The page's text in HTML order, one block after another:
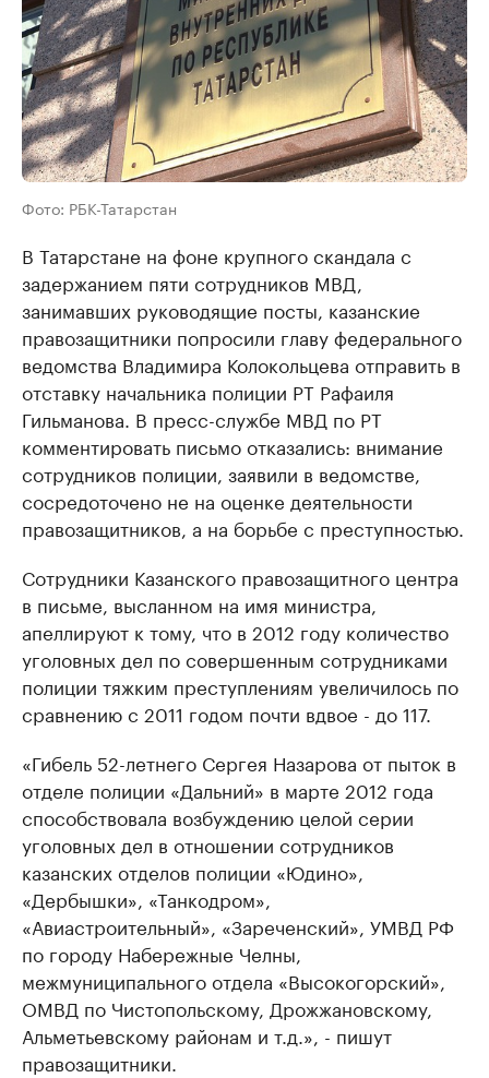
Фото: РБК-Татарстан
В Татарстане на фоне крупного скандала с
задержанием пяти сотрудников МВД,
занимавших руководящие посты, казанские
правозащитники попросили главу федерального
ведомства Владимира Колокольцева отправить в
отставку начальника полиции РТ Рафаиля
Гильманова. В пресс-службе МВД по РТ
комментировать письмо отказались: внимание
сотрудников полиции, заявили в ведомстве,
сосредоточено не на оценке деятельности
правозащитников, а на борьбе с преступностью.
Сотрудники Казанского правозащитного центра
в письме, высланном на имя министра,
апеллируют к тому, что в 2012 году количество
уголовных дел по совершенным сотрудниками
полиции тяжким преступлениям увеличилось по
сравнению с 2011 годом почти вдвое - до 117.
«Гибель 52-летнего Сергея Назарова от пыток в
отделе полиции «Дальний» в марте 2012 года
способствовала возбуждению целой серии
уголовных дел в отношении сотрудников
казанских отделов полиции «Юдино»,
«Дербышки», «Танкодром»,
«Авиастроительный», «Зареченский», УМВД РФ
по городу Набережные Челны,
межмуниципального отдела «Высокогорский»,
ОМВД по Чистопольскому, Дрожжановскому,
Альметьевскому районам и т.д.», - пишут
правозащитники.